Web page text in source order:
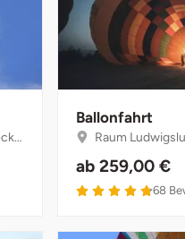
Ballonfahrt
Raum Ludwigslust-
ab 259,00 €
4.8
68